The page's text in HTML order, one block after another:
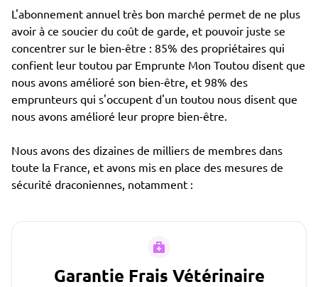
L'abonnement annuel très bon marché permet de ne plus
avoir à ce soucier du coût de garde, et pouvoir juste se
concentrer sur le bien-être : 85% des propriétaires qui
confient leur toutou par Emprunte Mon Toutou disent que
nous avons amélioré son bien-être, et 98% des
emprunteurs qui s'occupent d'un toutou nous disent que
nous avons amélioré leur propre bien-être.
Nous avons des dizaines de milliers de membres dans
toute la France, et avons mis en place des mesures de
sécurité draconiennes, notamment :
Garantie Frais Vétérinaire